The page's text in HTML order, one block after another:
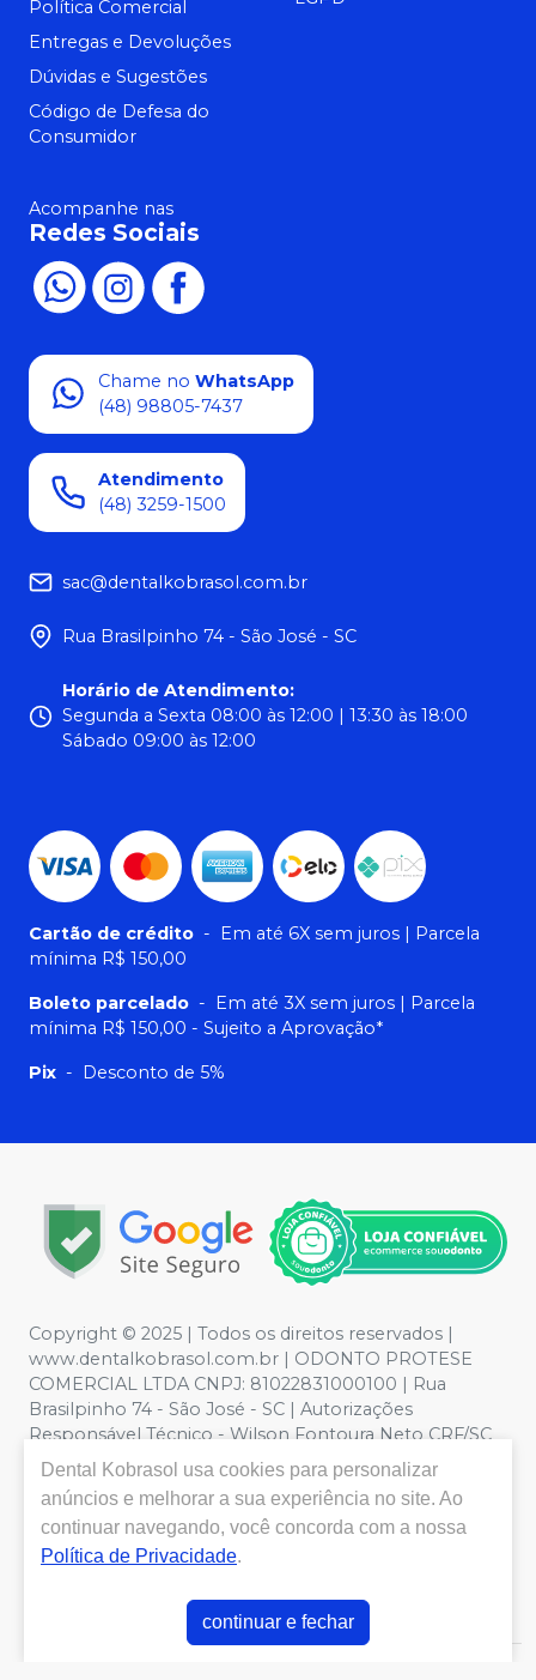
Política Comercial
Entregas e Devoluções
Dúvidas e Sugestões
Código de Defesa do
Consumidor
Acompanhe nas
Redes Sociais
Chame no WhatsApp
(48) 98805-7437
Atendimento
(48) 3259-1500
sac@dentalkobrasol.com.br
Rua Brasilpinho 74 - São José - SC
Horário de Atendimento:
Segunda a Sexta 08:00 às 12:00 | 13:30 às 18:00
Sábado 09:00 às 12:00
Cartão de crédito - Em até 6X sem juros | Parcela
mínima R$ 150,00
Boleto parcelado - Em até 3X sem juros | Parcela
mínima R$ 150,00 - Sujeito a Aprovação*
Pix - Desconto de 5%
Copyright © 2025 | Todos os direitos reservados |
www.dentalkobrasol.com.br | ODONTO PROTESE
COMERCIAL LTDA CNPJ: 81022831000100 | Rua
Brasilpinho 74 - São José - SC | Autorizações
Responsável Técnico - Wilson Fontoura Neto CRF/SC
12450 | Política de Privacidade e Segurança - Fotos
meramente ilustrativas - Os preços e condições da loja
virtual estão sujeitos a alterações. Em caso de
divergência de preços no site, o valor válido é o do
Carrinho de Compra. Não vendemos por atacado, por
de grandes volumes pelo site.
Dental Kobrasol usa cookies para personalizar
anúncios e melhorar a sua experiência no site. Ao
continuar navegando, você concorda com a nossa
Política de Privacidade.
continuar e fechar